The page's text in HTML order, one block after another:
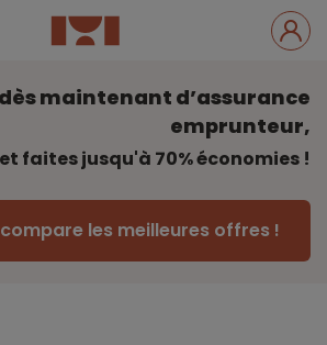
maintenant d’assurance
emprunteur,
et faites jusqu'à 70% économies !
les meilleures offres !